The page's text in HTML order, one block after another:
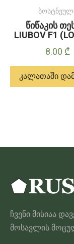
წიწაკის
LIUBOV F1
8.00 ₾
კალათაში
ჩვენი მისიაა
მოსავლის